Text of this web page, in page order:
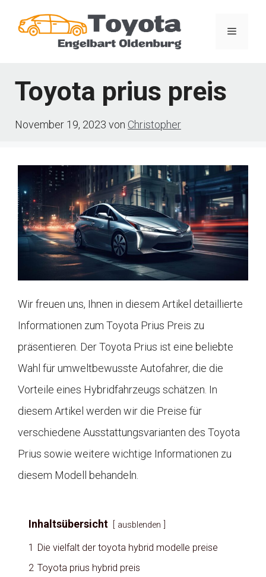
Inhalt
Menü
Toyota prius preis
November 19, 2023 von Christopher
Wir freuen uns, Ihnen in diesem Artikel detaillierte
Informationen zum Toyota Prius Preis zu
präsentieren. Der Toyota Prius ist eine beliebte
Wahl für umweltbewusste Autofahrer, die die
Vorteile eines Hybridfahrzeugs schätzen. In
diesem Artikel werden wir die Preise für
verschiedene Ausstattungsvarianten des Toyota
Prius sowie weitere wichtige Informationen zu
diesem Modell behandeln.
Inhaltsübersicht ausblenden
1 Die vielfalt der toyota hybrid modelle preise
2 Toyota prius hybrid preis